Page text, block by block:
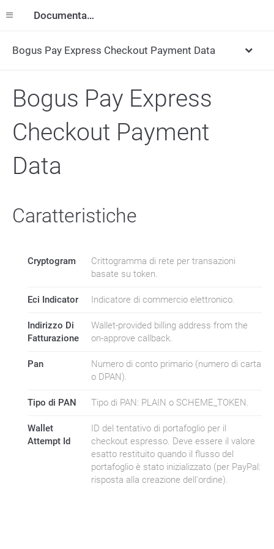
Documentazione
Bogus Pay Express Checkout Payment Data
Bogus Pay Express
Checkout Payment
Data
Caratteristiche
Cryptogram
Crittogramma di rete per transazioni
basate su token.
Eci Indicator Indicatore di commercio elettronico.
Indirizzo Di
Fatturazione
Wallet-provided billing address from the
on-approve callback.
Pan
Numero di conto primario (numero di carta
o DPAN).
Tipo di PAN Tipo di PAN: PLAIN o SCHEME_TOKEN.
Wallet
Attempt Id
ID del tentativo di portafoglio per il
checkout espresso. Deve essere il valore
esatto restituito quando il flusso del
portafoglio è stato inizializzato (per PayPal:
risposta alla creazione dell'ordine).